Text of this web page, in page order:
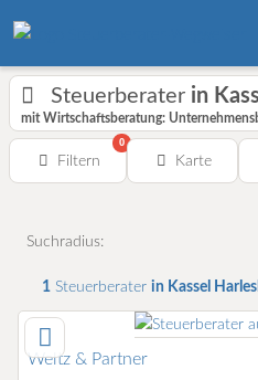
Steuerberater in
mit Wirtschaftsberatung:
Filtern
0
Karte
Suchradius:
1 Steuerberater in Kassel
Weltz & Partner